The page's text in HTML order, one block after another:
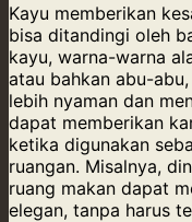
Kayu memberikan
bisa ditandingi oleh
kayu, warna-warna
atau bahkan abu-
lebih nyaman dan
dapat memberikan
ketika digunakan
ruangan. Misalnya,
ruang makan dapat
elegan, tanpa harus